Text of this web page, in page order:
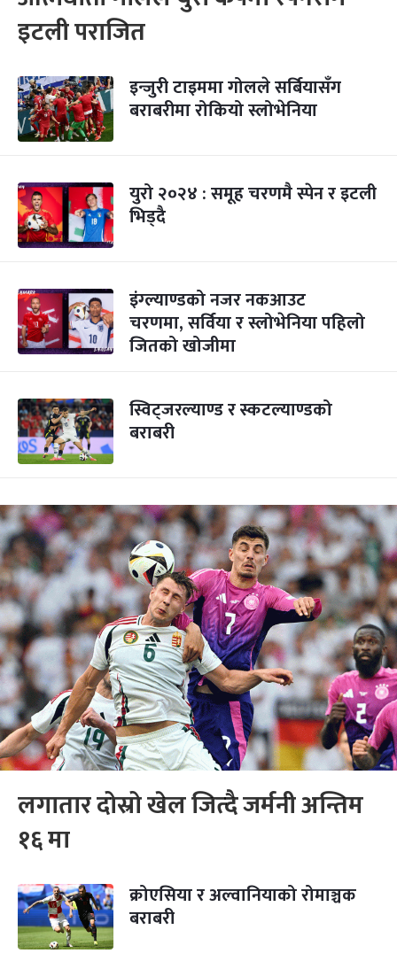
इटली पराजित
इन्जुरी टाइममा गोलले सर्बियासँग
बराबरीमा रोकियो स्लोभेनिया
युरो २०२४ : समूह चरणमै स्पेन र इटली
भिड्दै
इंग्ल्याण्डको नजर नकआउट
चरणमा, सर्विया र स्लोभेनिया पहिलो
जितको खोजीमा
स्विट्जरल्याण्ड र स्कटल्याण्डको
बराबरी
लगातार दोस्रो खेल जित्दै जर्मनी अन्तिम
१६ मा
क्रोएसिया र अल्वानियाको रोमाञ्चक
बराबरी